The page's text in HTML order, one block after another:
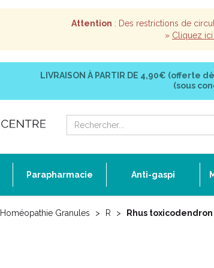
Attention : Des restrictions de
» Cliquez
LIVRAISON À PARTIR DE 4,90€ (offerte
(sous
Parapharmacie Anti-gaspi
Homéopathie Granules R Rhus